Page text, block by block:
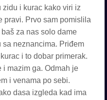
zidu i kurac kako viri iz
pravi. Prvo sam pomislila
za nas solo dame
sa neznancima. Priđem
i to dobar primerak.
i mazim ga. Odmah je
i venama po sebi.
dasa izgleda kad ima